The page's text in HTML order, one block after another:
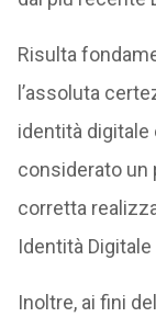
Risulta
l’assoluta
identità
considerato un
corretta
Identità
Inoltre, ai fini